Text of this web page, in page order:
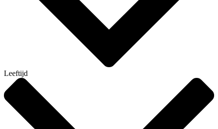
Leeftijd